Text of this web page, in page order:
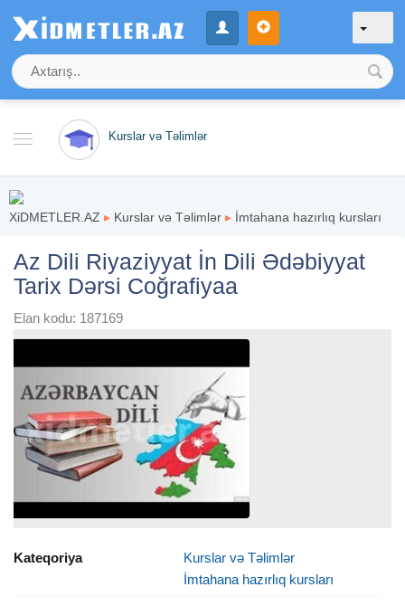
Kurslar və Təlimlər
XiDMETLER.AZ ▸ Kurslar və Təlimlər ▸ İmtahana hazırlıq kursları
Az Dili Riyaziyyat İn Dili Ədəbiyyat
Tarix Dərsi Coğrafiyaa
Elan kodu: 187169
Kateqoriya
Kurslar və Təlimlər
İmtahana hazırlıq kursları